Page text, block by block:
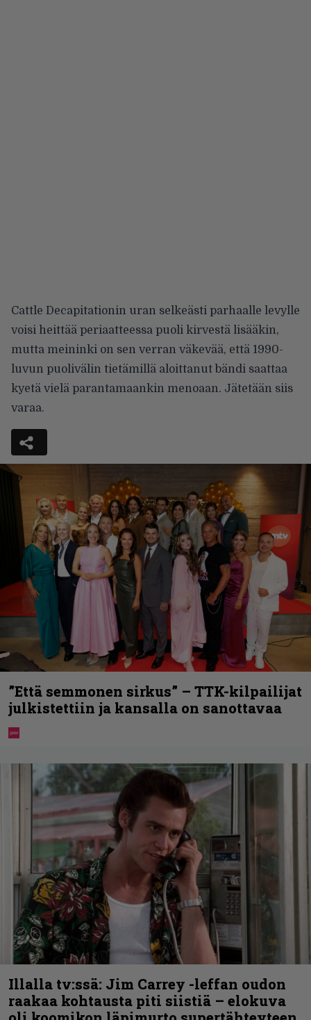
Cattle Decapitationin uran selkeästi parhaalle levylle
voisi heittää periaatteessa puoli kirvestä lisääkin,
mutta meininki on sen verran väkevää, että 1990-
luvun puolivälin tietämillä aloittanut bändi saattaa
kyetä vielä parantamaankin menoaan. Jätetään siis
varaa.
”Että semmonen sirkus” – TTK-kilpailijat
julkistettiin ja kansalla on sanottavaa
Illalla tv:ssä: Jim Carrey -leffan oudon
raakaa kohtausta piti siistiä – elokuva